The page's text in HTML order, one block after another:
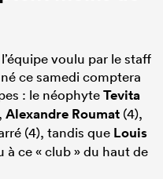
voulu par le staff
ce samedi comptera
: le néophyteTevita
Alexandre Roumat (4),
(4), tandis que Louis
à ce « club » du haut de